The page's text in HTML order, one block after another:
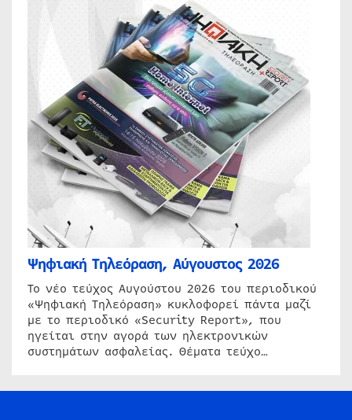
Ψηφιακή Τηλεόραση, Αύγουστος 2026
Το νέο τεύχος Αυγούστου 2026 του περιοδικού
«Ψηφιακή Τηλεόραση» κυκλοφορεί πάντα μαζί
με το περιοδικό «Security Report», που
ηγείται στην αγορά των ηλεκτρονικών
συστημάτων ασφαλείας. Θέματα τεύχο…